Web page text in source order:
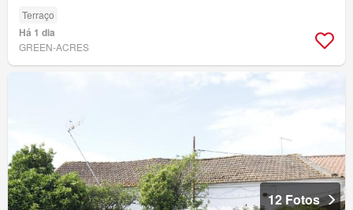
Terraço
Há 1 dia
GREEN-ACRES
12 Fotos